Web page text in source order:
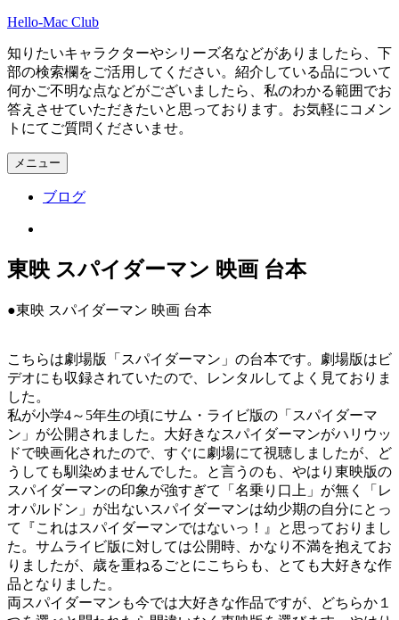
コ
テ
ン
ツ
へ
ス
キ
ッ
Hello-Mac Club
知りたいキャラクターやシリーズ名などがありましたら、下
部の検索欄をご活用してください。紹介している品について
何かご不明な点などがございましたら、私のわかる範囲でお
答えさせていただきたいと思っております。お気軽にコメン
トにてご質問くださいませ。
メニュー
ブログ
東映 スパイダーマン 映画 台本
●東映 スパイダーマン 映画 台本
こちらは劇場版「スパイダーマン」の台本です。劇場版はビ
デオにも収録されていたので、レンタルしてよく見ておりま
した。
私が小学4～5年生の頃にサム・ライビ版の「スパイダーマ
ン」が公開されました。大好きなスパイダーマンがハリウッ
ドで映画化されたので、すぐに劇場にて視聴しましたが、ど
うしても馴染めませんでした。と言うのも、やはり東映版の
スパイダーマンの印象が強すぎて「名乗り口上」が無く「レ
オパルドン」が出ないスパイダーマンは幼少期の自分にとっ
て『これはスパイダーマンではないっ！』と思っておりまし
た。サムライビ版に対しては公開時、かなり不満を抱えてお
りましたが、歳を重ねるごとにこちらも、とても大好きな作
品となりました。
両スパイダーマンも今では大好きな作品ですが、どちらか１